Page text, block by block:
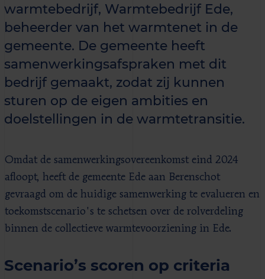
warmtebedrijf, Warmtebedrijf Ede,
beheerder van het warmtenet in de
gemeente. De gemeente heeft
samenwerkingsafspraken met dit
bedrijf gemaakt, zodat zij kunnen
sturen op de eigen ambities en
doelstellingen in de warmtetransitie.
Omdat de samenwerkingsovereenkomst eind 2024
afloopt, heeft de gemeente Ede aan Berenschot
gevraagd om de huidige samenwerking te evalueren en
toekomstscenario's te schetsen over de rolverdeling
binnen de collectieve warmtevoorziening in Ede.
Scenario’s scoren op criteria